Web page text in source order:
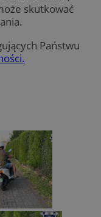
skutkować
Państwu